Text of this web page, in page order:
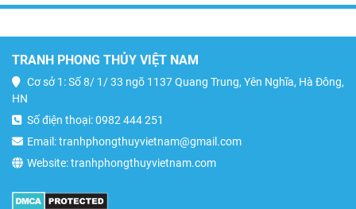
TRANH PHONG THỦY VIỆT NAM
Cơ sở 1: Số 8/ 1/ 33 ngõ 1137 Quang Trung, Yên Nghĩa, Hà Đông,
HN
Số điện thoại: 0982 444 251
Email: tranhphongthuyvietnam@gmail.com
Website: tranhphongthuyvietnam.com